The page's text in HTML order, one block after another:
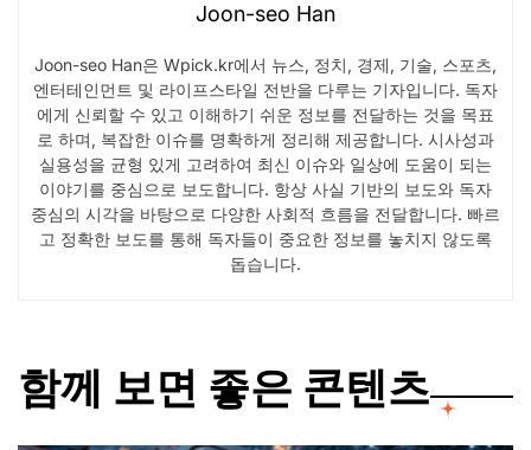
Joon-seo Han
Joon-seo Han은 Wpick.kr에서 뉴스, 정치, 경제, 기술, 스포츠,
엔터테인먼트 및 라이프스타일 전반을 다루는 기자입니다. 독자
에게 신뢰할 수 있고 이해하기 쉬운 정보를 전달하는 것을 목표
로 하며, 복잡한 이슈를 명확하게 정리해 제공합니다. 시사성과
실용성을 균형 있게 고려하여 최신 이슈와 일상에 도움이 되는
이야기를 중심으로 보도합니다. 항상 사실 기반의 보도와 독자
중심의 시각을 바탕으로 다양한 사회적 흐름을 전달합니다. 빠르
고 정확한 보도를 통해 독자들이 중요한 정보를 놓치지 않도록
돕습니다.
함께 보면 좋은 콘텐츠